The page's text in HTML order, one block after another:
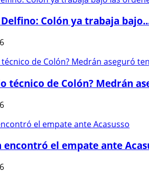
Colón ya trabaja
técnico de Colón? Medrán
encontró el empate ante